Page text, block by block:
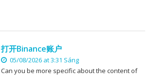
打开Binance账户
05/08/2026 at 3:31 Sáng
Can you be more specific about the content of